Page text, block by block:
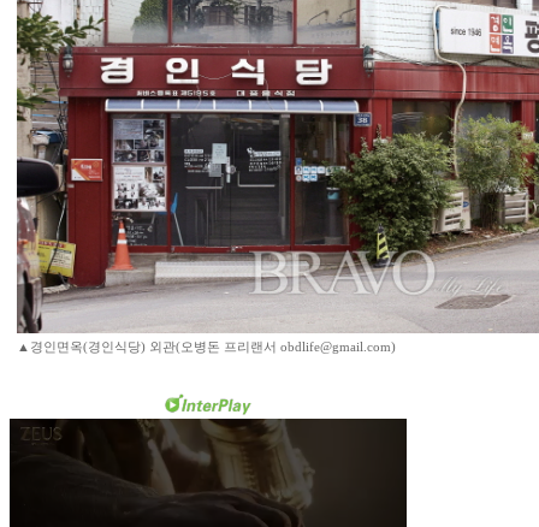
▲경인면옥(경인식당) 외관(오병돈 프리랜서 obdlife@gmail.com)